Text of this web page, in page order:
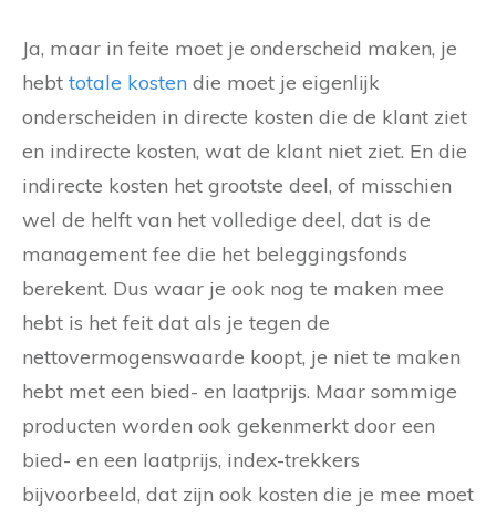
Ja, maar in feite moet je onderscheid maken, je
hebt totale kosten die moet je eigenlijk
onderscheiden in directe kosten die de klant ziet
en indirecte kosten, wat de klant niet ziet. En die
indirecte kosten het grootste deel, of misschien
wel de helft van het volledige deel, dat is de
management fee die het beleggingsfonds
berekent. Dus waar je ook nog te maken mee
hebt is het feit dat als je tegen de
nettovermogenswaarde koopt, je niet te maken
hebt met een bied- en laatprijs. Maar sommige
producten worden ook gekenmerkt door een
bied- en een laatprijs, index-trekkers
bijvoorbeeld, dat zijn ook kosten die je mee moet